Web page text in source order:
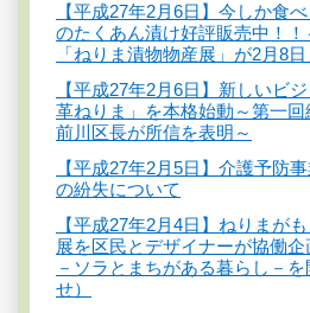
【平成27年2月6日】今しか食
のたくあん漬け好評販売中！！
「ねりま漬物物産展」が2月8
【平成27年2月6日】新しいビ
革ねりま」を本格始動～第一
前川区長が所信を表明～
【平成27年2月5日】介護予防
の紛失について
【平成27年2月4日】ねりまが
展を区民とデザイナーが協働
－ソラとまちがある暮らし－
せ）